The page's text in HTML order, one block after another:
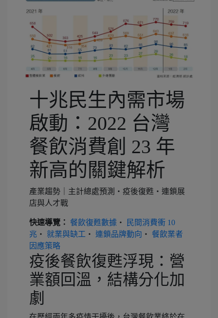
十兆民生內需市場
啟動：2022 台灣
餐飲消費創 23 年
新高的關鍵解析
產業趨勢｜主計總處預測・疫後復甦・連鎖展
店與人才戰
快速導覽： 餐飲復甦數據 ・
民間消費衝 10
兆 ・ 就業與缺工 ・ 連鎖品牌動向 ・ 餐飲業者
因應策略
疫後餐飲復甦浮現：營
業額回溫，結構分化加
劇